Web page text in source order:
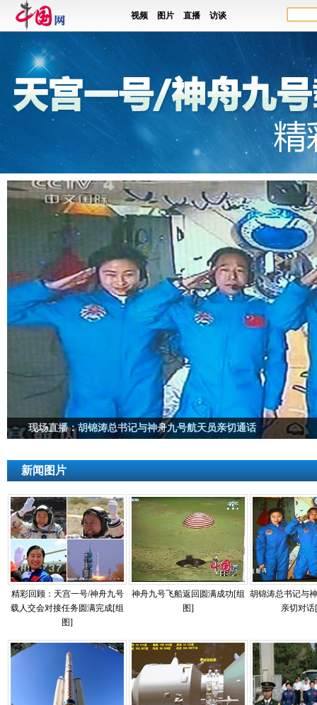
现场直播：胡锦涛总书记与神舟九号航天员亲切通话
新闻图片
精彩回顾：天宫一号/神舟九号
载人交会对接任务圆满完成[组
图]
神舟九号飞船返回圆满成功[组
图]
胡锦涛总书记与
亲切对